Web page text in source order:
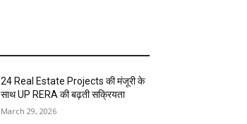
24 Real Estate Projects की मंजूरी के
साथ UP RERA की बढ़ती सक्रियता
March 29, 2026